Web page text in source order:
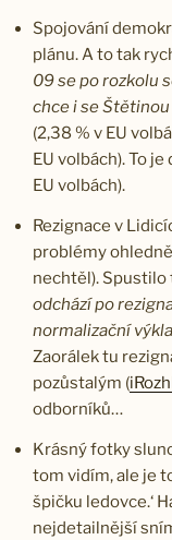
Spojování
plánu. A to tak
09 se po rozkolu
chce i se Štětinou
(2,38 % v EU
EU volbách). To
EU volbách).
Rezignace v
problémy
nechtěl). Spustilo
odchází po
normalizační
Zaorálek tu
pozůstalým (
odborníků…
Krásný fotky
tom vidím, ale je
špičku ledovce.‘
nejdetailnější